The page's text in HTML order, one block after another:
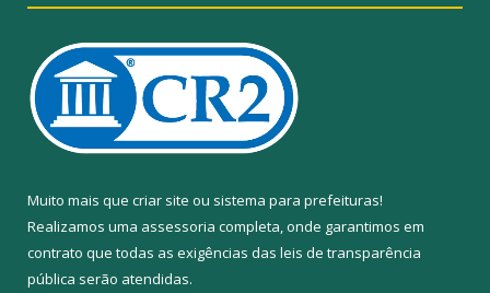
Muito mais que criar site ou sistema para prefeituras!
Realizamos uma assessoria completa, onde garantimos em
contrato que todas as exigências das leis de transparência
pública serão atendidas.